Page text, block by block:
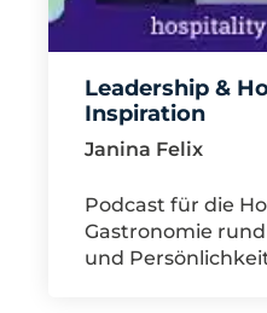
Leadership &
Inspiration
Janina Felix
Podcast für die
Gastronomie
und